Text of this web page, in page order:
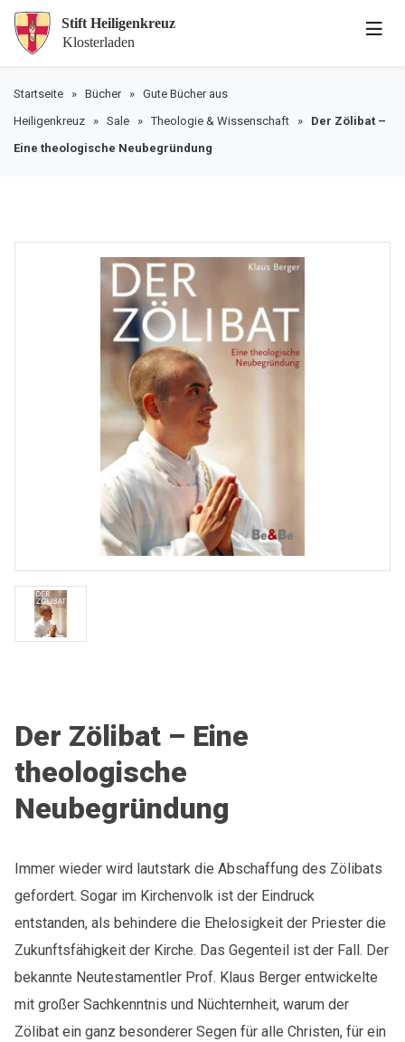
Startseite » Bücher» Gute Bücher aus
Heiligenkreuz » Sale »Theologie & Wissenschaft » Der Zölibat –
Eine theologische Neubegründung
Der Zölibat – Eine
theologische
Neubegründung
Immer wieder wird lautstark die Abschaffung des Zölibats
gefordert. Sogar im Kirchenvolk ist der Eindruck
entstanden, als behindere die Ehelosigkeit der Priester die
Zukunftsfähigkeit der Kirche. Das Gegenteil ist der Fall. Der
bekannte Neutestamentler Prof. Klaus Berger entwickelte
mit großer Sachkenntnis und Nüchternheit, warum der
Zölibat ein ganz besonderer Segen für alle Christen, für ein